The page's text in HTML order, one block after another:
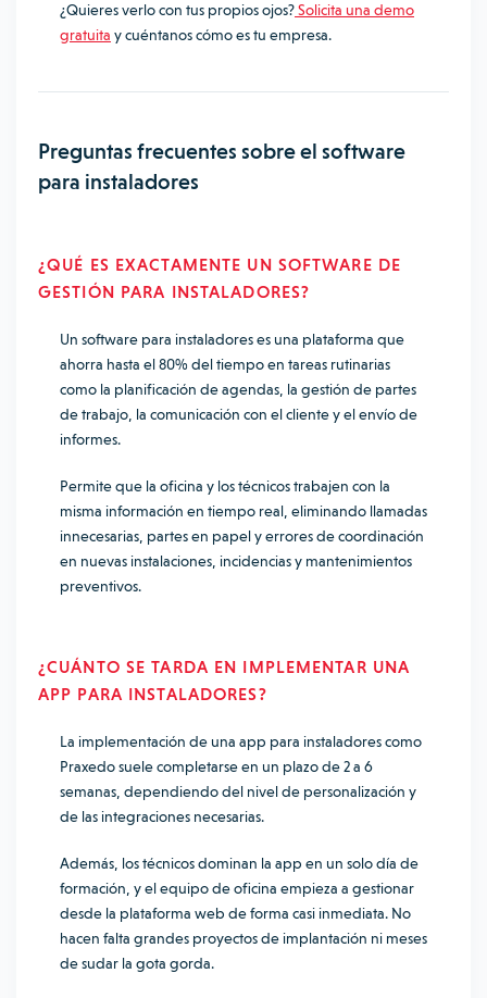
¿Quieres verlo con tus propios ojos?Solicita una demo
gratuita y cuéntanos cómo es tu empresa.
Preguntas frecuentes sobre el software
para instaladores
¿QUÉ ES EXACTAMENTE UN SOFTWARE DE
GESTIÓN PARA INSTALADORES?
Un software para instaladores es una plataforma que
ahorra hasta el 80% del tiempo en tareas rutinarias
como la planificación de agendas, la gestión de partes
de trabajo, la comunicación con el cliente y el envío de
informes.
Permite que la oficina y los técnicos trabajen con la
misma información en tiempo real, eliminando llamadas
innecesarias, partes en papel y errores de coordinación
en nuevas instalaciones, incidencias y mantenimientos
preventivos.
¿CUÁNTO SE TARDA EN IMPLEMENTAR UNA
APP PARA INSTALADORES?
La implementación de una app para instaladores como
Praxedo suele completarse en un plazo de 2 a 6
semanas, dependiendo del nivel de personalización y
de las integraciones necesarias.
Además, los técnicos dominan la app en un solo día de
formación, y el equipo de oficina empieza a gestionar
desde la plataforma web de forma casi inmediata. No
hacen falta grandes proyectos de implantación ni meses
de sudar la gota gorda.